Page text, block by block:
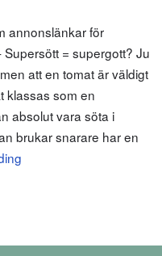
annonslänkar för
= supergott? Ju
att en tomat är väldigt
klassas som en
absolut vara söta i
brukar snarare har en